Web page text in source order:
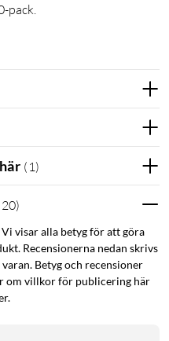
pack.
( 1 )
20)
visar alla betyg för att göra
Recensionerna nedan skrivs
Betyg och recensioner
om villkor för publicering här